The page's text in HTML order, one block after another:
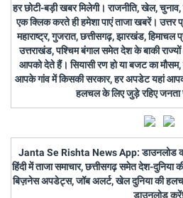
हर छोटी-बड़ी खबर मिलेगी। राजनीति, खेल,
एक क्लिक करते ही हमेशा पाएं ताजा खबरें। उत्तर
महाराष्ट्र, गुजरात, छत्तीसगढ़, झारखंड, हिमाचल
उत्तराखंड, पश्चिम बंगाल समेत देश के बाकी
आपको देते हैं। सियासी रण हो या बजट का मौसम,
आपके गांव में किसकी सरकार, हर अपडेट यहां
हलचल के लिए जुड़े रहिए जनता
Janta Se Rishta News App: डाउनलोड
हिंदी में ताजा समाचार, छत्तीसगढ़ समेत देश-
बिज़नेस अपडेट्स, जॉब अलर्ट, खेल दुनिया की
डाउनलोड करें!